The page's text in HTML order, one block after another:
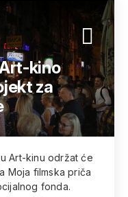
kino
za
Art-kinu održat će
Moja filmska priča
fonda.